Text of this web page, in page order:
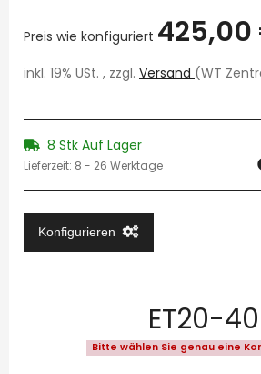
Preis wie konfiguriert
inkl. 19% USt. , zzgl. Versand (WT
8 Stk Auf Lager
Lieferzeit: 8 - 26 Werktage
Konfigurieren
ET20-40
Bitte wählen Sie genau eine